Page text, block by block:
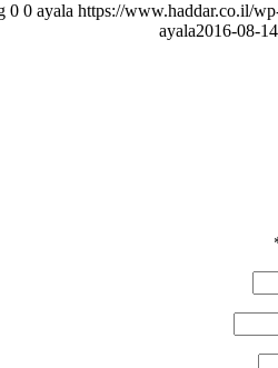
0 0 ayala https://www.haddar.co.il/
ayala2016-08-